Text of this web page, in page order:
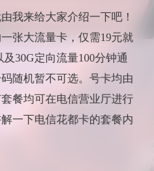
我来给大家介绍一下吧！
张大流量卡，仅需19元就
30G定向流量100分钟通
随机暂不可选。号卡均由
餐均可在电信营业厅进行
一下电信花都卡的套餐内